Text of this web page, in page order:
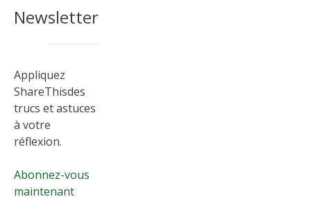
Newsletter
Appliquez
ShareThisdes
trucs et astuces
à votre
réflexion.
Abonnez-vous
maintenant